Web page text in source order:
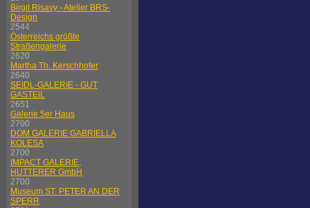
Birgit Risavy - Atelier BRS-
Design
2544
Österreichs größte
Straßengalerie
2620
Martha Th. Kerschhofer
2640
SEIDL-GALERIE - GUT
GASTEIL
2651
Galerie 5er Haus
2700
DOM GALERIE GABRIELLA
KOLESA
2700
IMPACT GALERIE,
HUTTERER GmbH
2700
Museum ST. PETER AN DER
SPERR